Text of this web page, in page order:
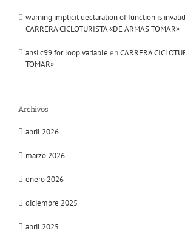
warning implicit declaration of function is
CARRERA CICLOTURISTA «DE ARMAS TOMAR»
ansi c99 for loop variable enCARRERA
TOMAR»
Archivos
abril 2026
marzo 2026
enero 2026
diciembre 2025
abril 2025